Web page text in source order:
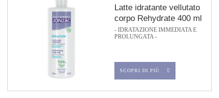
Latte idratante vellutato
corpo Rehydrate 400 ml
- IDRATAZIONE IMMEDIATA E
PROLUNGATA -
SCOPRI DI PIÙ